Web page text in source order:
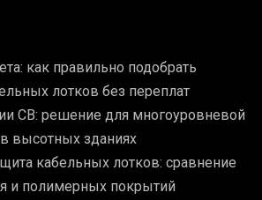
как правильно подобрать
лотков без переплат
СВ: решение для многоуровневой
высотных зданиях
кабельных лотков: сравнение
и полимерных покрытий